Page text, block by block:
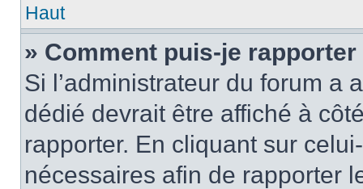
Haut
» Comment puis-je
Si l’administrateur du forum a
dédié devrait être affiché à
rapporter. En cliquant sur
nécessaires afin de rapporter